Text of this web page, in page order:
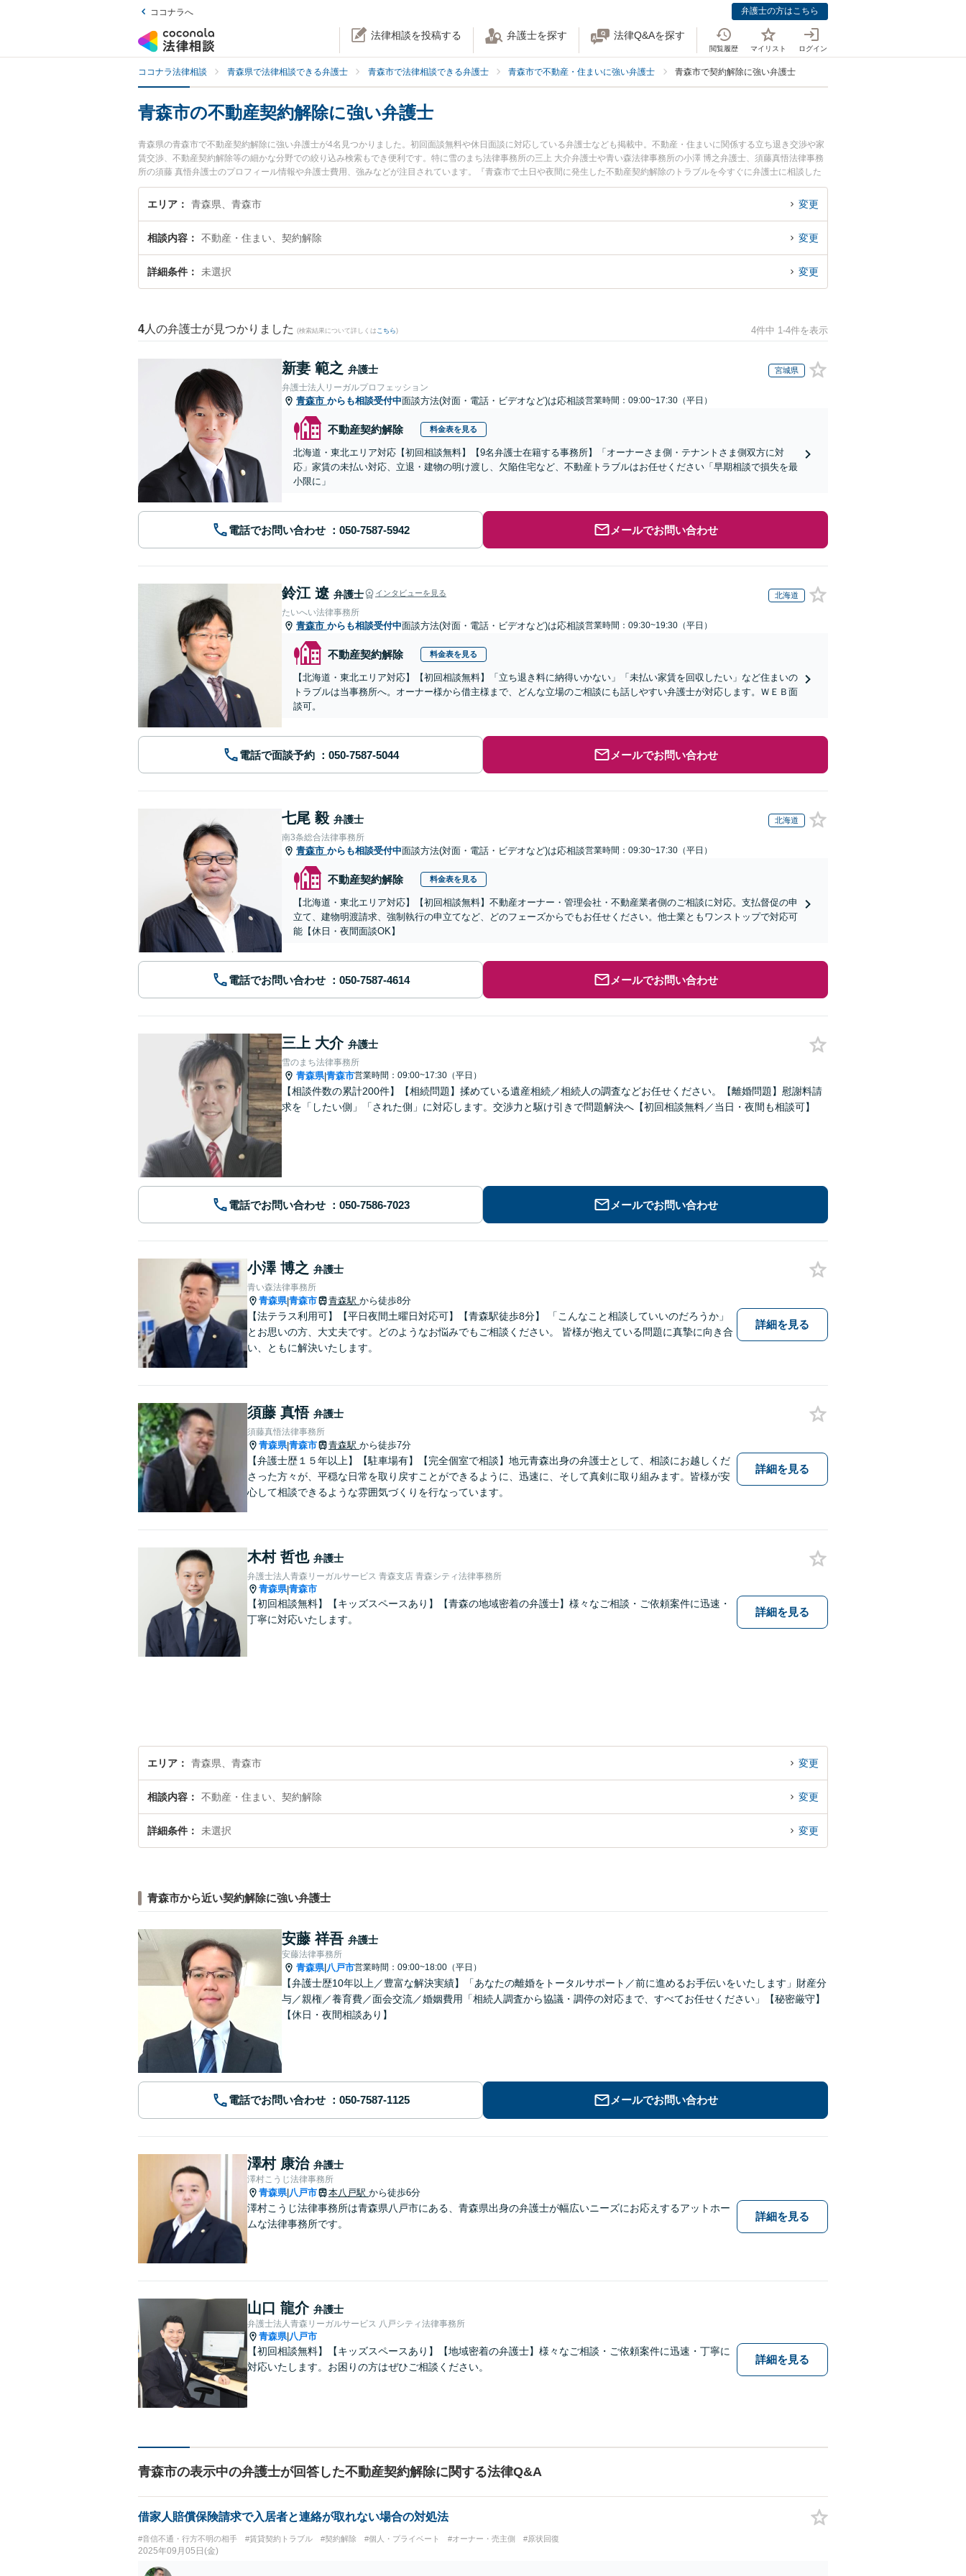
ココナラへ 弁護士の方はこちら
法律相談を投稿する 弁護士を探す 法律Q&Aを探す
閲覧履歴 マイリスト ログイン
ココナラ法律相談 青森県で法律相談できる弁護士 青森市で法律相談できる弁護士 青森市で不動産・住まいに強い弁護士 青森市で契約解除に強い弁護士
青森市の不動産契約解除に強い弁護士
青森県の青森市で不動産契約解除に強い弁護士が4名見つかりました。初回面談無料や休日面談に対応している弁護士なども掲載中。不動産・住まいに関係する立ち退き交渉や家
賃交渉、不動産契約解除等の細かな分野での絞り込み検索もでき便利です。特に雪のまち法律事務所の三上 大介弁護士や青い森法律事務所の小澤 博之弁護士、須藤真悟法律事務
所の須藤 真悟弁護士のプロフィール情報や弁護士費用、強みなどが注目されています。『青森市で土日や夜間に発生した不動産契約解除のトラブルを今すぐに弁護士に相談した
い』『不動産契約解除のトラブル解決の実績豊富な近くの弁護士を検索したい』『初回相談無料で不動産契約解除を法律相談できる青森市内の弁護士に相談予約したい』などでお
困りの相談者さんにおすすめです。
エリア 青森県、青森市 変更
相談内容 不動産・住まい、契約解除 変更
詳細条件 未選択 変更
4 人の弁護士が見つかりました (検索結果について詳しくは こちら) 4件中 1-4件を表示
新妻 範之 弁護士 宮城県
弁護士法人リーガルプロフェッション
青森市 からも相談受付中面談方法(対面・電話・ビデオなど)は応相談営業時間：09:00~17:30（平日）
不動産契約解除 料金表を見る
北海道・東北エリア対応【初回相談無料】【9名弁護士在籍する事務所】「オーナーさま側・テナントさま側双方に対
応」家賃の未払い対応、立退・建物の明け渡し、欠陥住宅など、不動産トラブルはお任せください「早期相談で損失を最
小限に」
電話でお問い合わせ メールでお問い合わせ
鈴江 遼 弁護士 インタビューを見る 北海道
たいへい法律事務所
青森市 からも相談受付中面談方法(対面・電話・ビデオなど)は応相談営業時間：09:30~19:30（平日）
不動産契約解除 料金表を見る
【北海道・東北エリア対応】【初回相談無料】「立ち退き料に納得いかない」「未払い家賃を回収したい」など住まいの
トラブルは当事務所へ。オーナー様から借主様まで、どんな立場のご相談にも話しやすい弁護士が対応します。ＷＥＢ面
談可。
電話で面談予約 メールでお問い合わせ
七尾 毅 弁護士 北海道
南3条総合法律事務所
青森市 からも相談受付中面談方法(対面・電話・ビデオなど)は応相談営業時間：09:30~17:30（平日）
不動産契約解除 料金表を見る
【北海道・東北エリア対応】【初回相談無料】不動産オーナー・管理会社・不動産業者側のご相談に対応。支払督促の申
立て、建物明渡請求、強制執行の申立てなど、どのフェーズからでもお任せください。他士業ともワンストップで対応可
能【休日・夜間面談OK】
電話でお問い合わせ メールでお問い合わせ
三上 大介 弁護士
雪のまち法律事務所
青森県|青森市営業時間：09:00~17:30（平日）
【相談件数の累計200件】【相続問題】揉めている遺産相続／相続人の調査などお任せください。【離婚問題】慰謝料請
求を「したい側」「された側」に対応します。交渉力と駆け引きで問題解決へ【初回相談無料／当日・夜間も相談可】
電話でお問い合わせ メールでお問い合わせ
小澤 博之 弁護士
青い森法律事務所
青森県|青森市 青森駅 から徒歩8分
【法テラス利用可】【平日夜間土曜日対応可】【青森駅徒歩8分】 「こんなこと相談していいのだろうか」
とお思いの方、大丈夫です。どのようなお悩みでもご相談ください。 皆様が抱えている問題に真摯に向き合
い、ともに解決いたします。
詳細を見る
須藤 真悟 弁護士
須藤真悟法律事務所
青森県|青森市 青森駅 から徒歩7分
【弁護士歴１５年以上】【駐車場有】【完全個室で相談】地元青森出身の弁護士として、相談にお越しくだ
さった方々が、平穏な日常を取り戻すことができるように、迅速に、そして真剣に取り組みます。皆様が安
心して相談できるような雰囲気づくりを行なっています。
詳細を見る
木村 哲也 弁護士
弁護士法人青森リーガルサービス 青森支店 青森シティ法律事務所
青森県|青森市
【初回相談無料】【キッズスペースあり】【青森の地域密着の弁護士】様々なご相談・ご依頼案件に迅速・
丁寧に対応いたします。
詳細を見る
エリア 青森県、青森市 変更
相談内容 不動産・住まい、契約解除 変更
詳細条件 未選択 変更
青森市から近い契約解除に強い弁護士
安藤 祥吾 弁護士
安藤法律事務所
青森県| 八戸市営業時間：09:00~18:00（平日）
【弁護士歴10年以上／豊富な解決実績】「あなたの離婚をトータルサポート／前に進めるお手伝いをいたします」財産分
与／親権／養育費／面会交流／婚姻費用「相続人調査から協議・調停の対応まで、すべてお任せください」【秘密厳守】
【休日・夜間相談あり】
電話でお問い合わせ メールでお問い合わせ
澤村 康治 弁護士
澤村こうじ法律事務所
青森県| 八戸市 本八戸駅 から徒歩6分
澤村こうじ法律事務所は青森県八戸市にある、青森県出身の弁護士が幅広いニーズにお応えするアットホー
ムな法律事務所です。
詳細を見る
山口 龍介 弁護士
弁護士法人青森リーガルサービス 八戸シティ法律事務所
青森県| 八戸市
【初回相談無料】【キッズスペースあり】【地域密着の弁護士】様々なご相談・ご依頼案件に迅速・丁寧に
対応いたします。お困りの方はぜひご相談ください。
詳細を見る
青森市の表示中の弁護士が回答した不動産契約解除に関する法律Q&A
借家人賠償保険請求で入居者と連絡が取れない場合の対処法
#音信不通・行方不明の相手 #賃貸契約トラブル #契約解除 #個人・プライベート #オーナー・売主側 #原状回復
2025年09月05日(金)